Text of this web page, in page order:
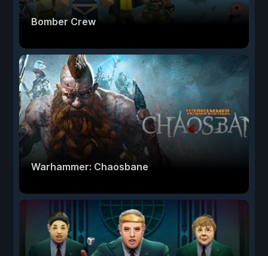
Bomber Crew
Warhammer: Chaosbane